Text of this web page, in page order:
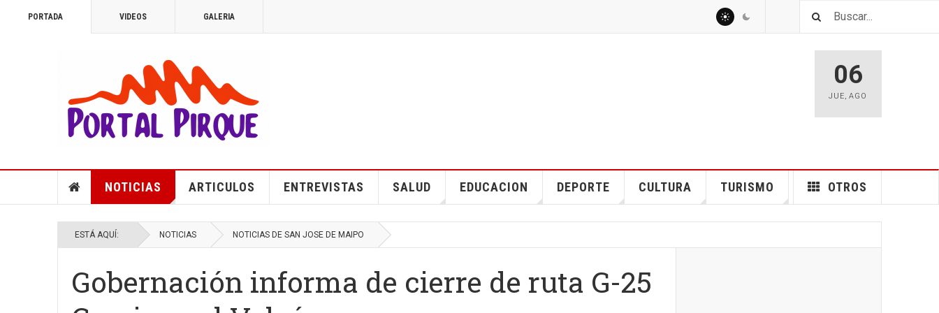
PORTADA VIDEOS GALERIA
06
JUE,AGO
NOTICIAS ARTICULOS ENTREVISTAS SALUD EDUCACION DEPORTE CULTURA TURISMO OTROS
ESTÁ AQUÍ: NOTICIAS NOTICIAS DE SAN JOSE DE MAIPO
Gobernación informa de cierre de ruta G-25